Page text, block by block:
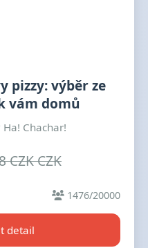
pizzy: výběr ze
vám domů
Chachar!
CZK CZK
1476/20000
detail